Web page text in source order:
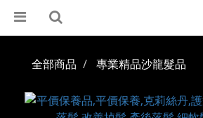
全部商品 專業精品沙龍髮品